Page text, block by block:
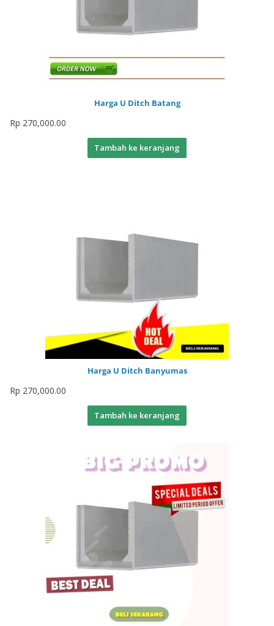
Harga U Ditch Batang
Rp 270,000.00
Tambah ke keranjang
Harga U Ditch Banyumas
Rp 270,000.00
Tambah ke keranjang